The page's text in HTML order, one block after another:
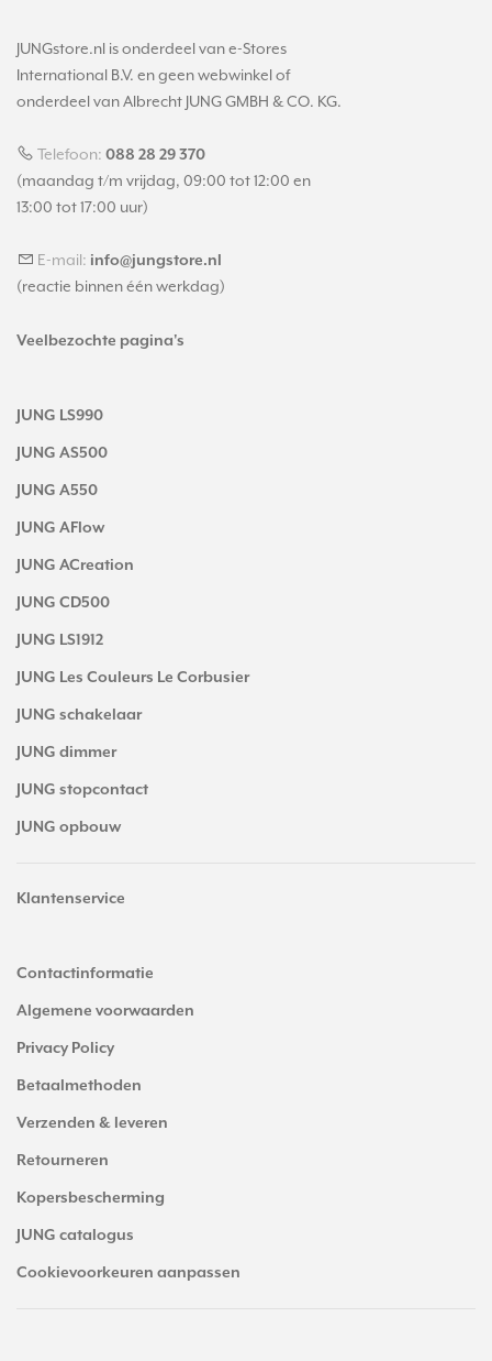
JUNGstore.nl is onderdeel van e-Stores
International B.V. en geen webwinkel of
onderdeel van Albrecht JUNG GMBH & CO. KG.
Telefoon: 088 28 29 370
(maandag t/m vrijdag, 09:00 tot 12:00 en
13:00 tot 17:00 uur)
E-mail: info@jungstore.nl
(reactie binnen één werkdag)
Veelbezochte pagina's
JUNG LS990
JUNG AS500
JUNG A550
JUNG AFlow
JUNG ACreation
JUNG CD500
JUNG LS1912
JUNG Les Couleurs Le Corbusier
JUNG schakelaar
JUNG dimmer
JUNG stopcontact
JUNG opbouw
Klantenservice
Contactinformatie
Algemene voorwaarden
Privacy Policy
Betaalmethoden
Verzenden & leveren
Retourneren
Kopersbescherming
JUNG catalogus
Cookievoorkeuren aanpassen